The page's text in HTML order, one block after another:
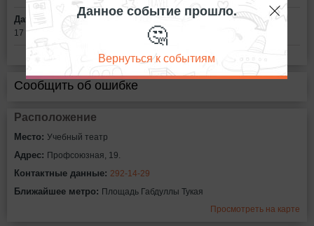
Дата:
17 октября в 18:00
Сообщить об ошибке
Расположение
Место: Учебный театр
Адрес: Профсоюзная, 19.
Контактные данные: 292-14-29
Ближайшее метро: Площадь Габдуллы Тукая
Просмотреть на карте
Данное событие прошло.
🤔
Вернуться к событиям